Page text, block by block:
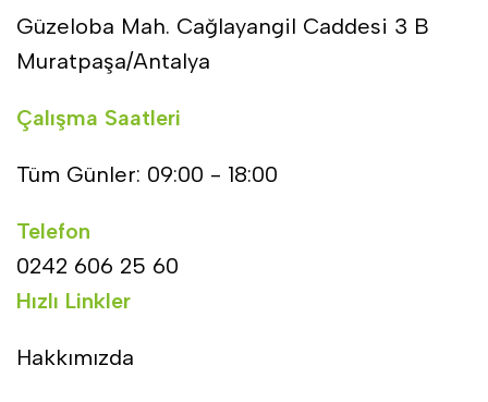
Güzeloba Mah. Cağlayangil Caddesi 3 B
Muratpaşa/Antalya
Çalışma Saatleri
Tüm Günler: 09:00 - 18:00
Telefon
0242 606 25 60
Hızlı Linkler
Hakkımızda